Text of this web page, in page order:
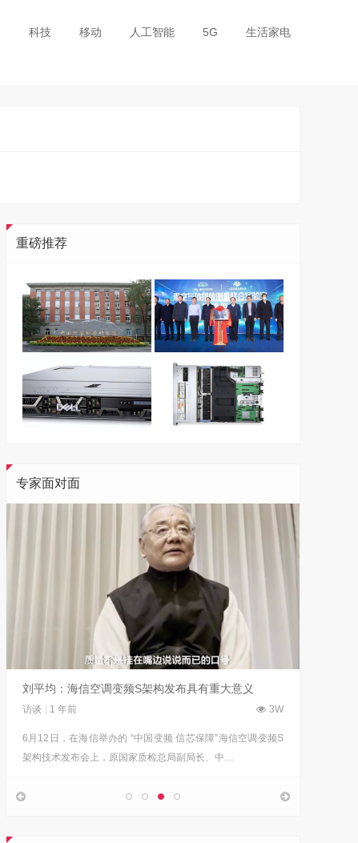
科技 移动 人工智能 5G 生活家电
重磅推荐
专家面对面
刘平均：海信空调变频S架构发布具有重大意义
访谈 1 年前 3W
6月12日，在海信举办的 “中国变频 信芯保障”海信空调变频S
架构技术发布会上，原国家质检总局副局长、中…